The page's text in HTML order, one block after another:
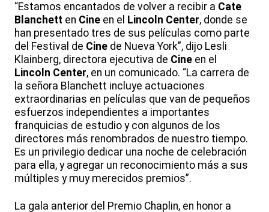
“Estamos encantados de volver a recibir a Cate
Blanchett en Cine en el Lincoln Center, donde se
han presentado tres de sus películas como parte
del Festival de Cine de Nueva York”, dijo Lesli
Klainberg, directora ejecutiva de Cine en el
Lincoln Center, en un comunicado. “La carrera de
la señora Blanchett incluye actuaciones
extraordinarias en películas que van de pequeños
esfuerzos independientes a importantes
franquicias de estudio y con algunos de los
directores más renombrados de nuestro tiempo.
Es un privilegio dedicar una noche de celebración
para ella, y agregar un reconocimiento más a sus
múltiples y muy merecidos premios”.
La gala anterior del Premio Chaplin, en honor a